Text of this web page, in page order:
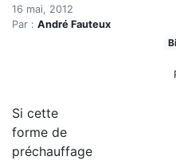
Accueil
Articles
Le puits canadien
Le puits
16 mai, 2012
Par : André Fauteux
Si cette
forme de
préchauffage